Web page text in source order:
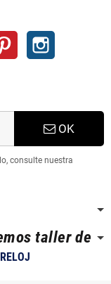
+ Pinterest
OK
consulte nuestra
taller de